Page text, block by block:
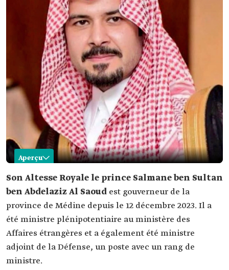
Aperçu
Salmane ben Sultan ben Abdelaziz
Nom
prince Salman ben Sultan ben Abdelaziz. Poste
Date de
nomination
2023.
Éducation
licence en sciences militaires à l'École militaire du
Postes
Son Altesse Royale le prince Salmane ben Sultan
ben Abdelaziz Al Saoud est gouverneur de la
province de Médine depuis le 12 décembre 2023. Il a
été ministre plénipotentiaire au ministère des
Affaires étrangères et a également été ministre
adjoint de la Défense, un poste avec un rang de
ministre.